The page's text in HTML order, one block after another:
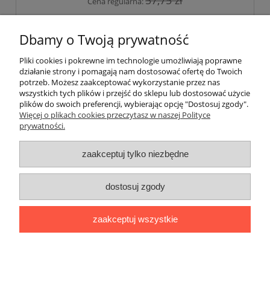
6 7
O nas
Płatności i dostawa
Moje konto
"Romanista" Internetowa Księgarnia Językowa 2025
Ul. Bolesława Limanowskiego 102 lok. 45, 91-042 Łódź |
424 186|biuro@romanista.edu.pl
Dbamy o Twoją prywatność
Pliki cookies i pokrewne im technologie umożliwiają poprawne
działanie strony i pomagają nam dostosować ofertę do Twoich
potrzeb. Możesz zaakceptować wykorzystanie przez nas
wszystkich tych plików i przejść do sklepu lub dostosować użycie
plików do swoich preferencji, wybierając opcję "Dostosuj zgody".
Więcej o plikach cookies przeczytasz w naszej Polityce
prywatności.
zaakceptuj tylko niezbędne
dostosuj zgody
zaakceptuj wszystkie